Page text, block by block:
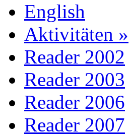
English
Aktivitäten »
Reader 2002
Reader 2003
Reader 2006
Reader 2007